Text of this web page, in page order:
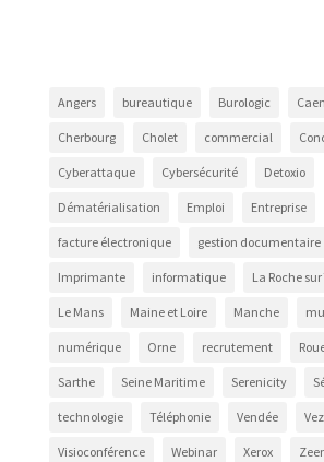
Angers bureautique Burologic Caen
Cherbourg Cholet commercial
Cyberattaque Cybersécurité Detoxio
Dématérialisation Emploi Entreprise
facture électronique gestion documentaire
Imprimante informatique La Roche sur
Le Mans Maine et Loire Manche
numérique Orne recrutement
Sarthe Seine Maritime Serenicity
technologie Téléphonie Vendée
Visioconférence Webinar Xerox